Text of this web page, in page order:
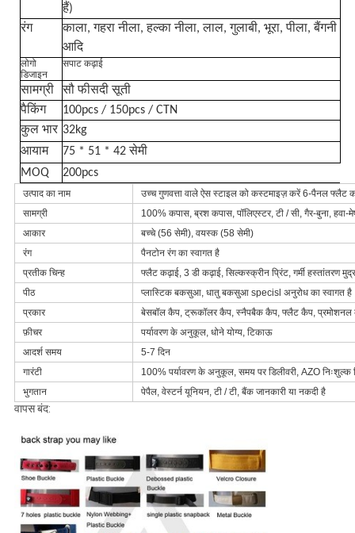
हैं)
रंग
काला, गहरा नीला, हल्का नीला, लाल, गुलाबी, भूरा, पीला, बैंगनी
आदि
लोगो
डिजाइन
सपाट कढ़ाई
सामग्री
सौ फीसदी सूती
पैकिंग
100pcs / 150pcs / CTN
कुल भार 32kg
आयाम
75 * 51 * 42 सेमी
MOQ
200pcs
उत्पाद का नाम
उच्च गुणवत्ता वाले ऐस स्टाइल को कस्टमाइज़ करें 6-पैनल फ्लैट
सामग्री
100% कपास, ब्रश कपास, पॉलिएस्टर, टी / सी, गैर-बुना, हवा-
आकार
बच्चे (56 सेमी), वयस्क (58 सेमी)
रंग
पैनटोन रंग का स्वागत है
प्रतीक चिन्ह
फ्लैट कढ़ाई, 3 डी कढ़ाई, सिल्कस्क्रीन प्रिंट, गर्मी हस्तांतरण
पीठ
प्लास्टिक बकसुआ, धातु बकसुआ specisl अनुरोध का स्वागत है
प्रकार
बेसबॉल कैप, ट्रूकॉलर कैप, स्नैपबैक कैप, फ्लैट कैप, प्रमोशनल
फ़ीचर
पर्यावरण के अनुकूल, धोने योग्य, टिकाऊ
आदर्श समय
5-7 दिन
गारंटी
100% पर्यावरण के अनुकूल, समय पर डिलीवरी, AZO निःशुल्क
भुगतान
पेपैल, वेस्टर्न यूनियन, टी / टी, बैंक जानकारी या नकदी है
वापस बंद: